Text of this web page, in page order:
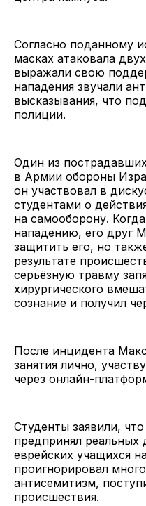
Согласно поданному
масках атаковала
выражали свою
нападения звучали
высказывания, что
полиции.
Один из
в Армии обороны
он участвовал в
студентами о
на самооборону.
нападению, его друг
защитить его, но
результате
серьёзную травму
хирургического
сознание и получил
После инцидента
занятия лично,
через онлайн-
Студенты заявили,
предпринял
еврейских учащихся
проигнорировал
антисемитизм,
происшествия.